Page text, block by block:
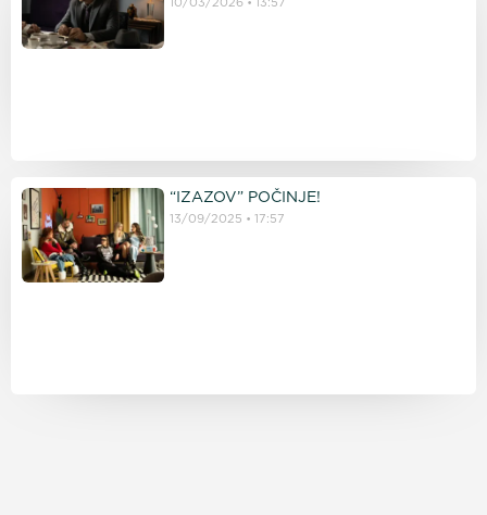
“IZAZOV” POČINJE!
13/09/2025 17:57